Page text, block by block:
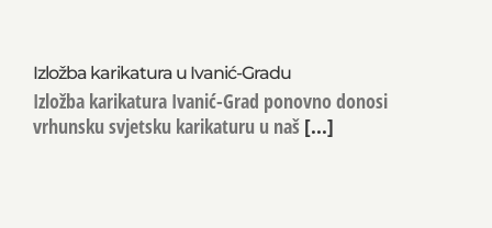
Izložba karikatura u Ivanić-Gradu
Izložba karikatura Ivanić-Grad ponovno donosi
vrhunsku svjetsku karikaturu u naš [...]